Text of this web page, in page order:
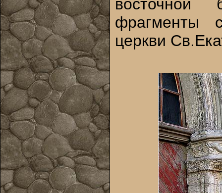
фрагменты
церкви